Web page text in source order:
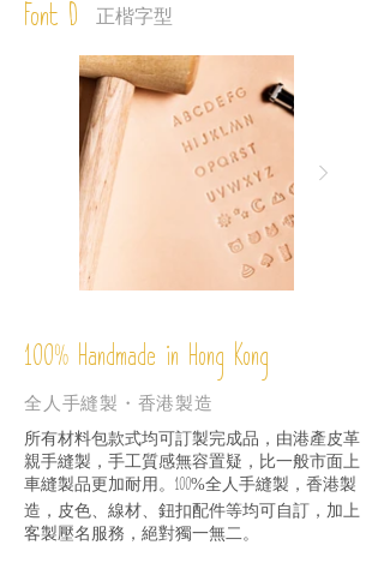
Font D 正楷字型
100% Handmade in Hong Kong
全人手縫製・香港製造
所有材料包款式均可訂製完成品，由港產皮革
親手縫製，手工質感無容置疑，比一般市面上
車縫製品更加耐用。 100%全人手縫製，香港製
造，皮色、線材、鈕扣配件等均可自訂，加上
客製壓名服務，絕對獨一無二。